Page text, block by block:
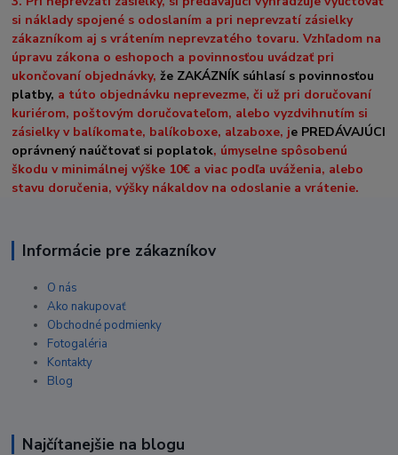
si náklady spojené s odoslaním a pri neprevzatí zásielky
zákazníkom aj s vrátením neprevzatého tovaru. Vzhľadom na
úpravu zákona o eshopoch a povinnosťou uvádzať pri
ukončovaní objednávky,že ZAKÁZNÍK súhlasí s povinnosťou
platby, a túto objednávku neprevezme, či už pri doručovaní
kuriérom, poštovým doručovateľom, alebo vyzdvihnutím si
zásielky v balíkomate, balíkoboxe, alzaboxe, je PREDÁVAJÚCI
oprávnený naúčtovať si poplatok, úmyselne spôsobenú
škodu v minimálnej výške 10€ a viac podľa uváženia, alebo
stavu doručenia, výšky nákaldov na odoslanie a vrátenie.
Informácie pre zákazníkov
O nás
Ako nakupovať
Obchodné podmienky
Fotogaléria
Kontakty
Blog
Najčítanejšie na blogu